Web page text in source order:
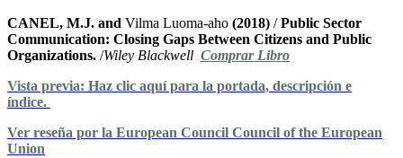
CANEL, M.J. and Vilma Luoma-aho (2018) /Public Sector
Communication: Closing Gaps Between Citizens and Public
Organizations. /Wiley Blackwell Comprar Libro
Vista previa: Haz clic aquí para la portada, descripción e
índice.
Ver reseña por la European Council Council of the European
Union